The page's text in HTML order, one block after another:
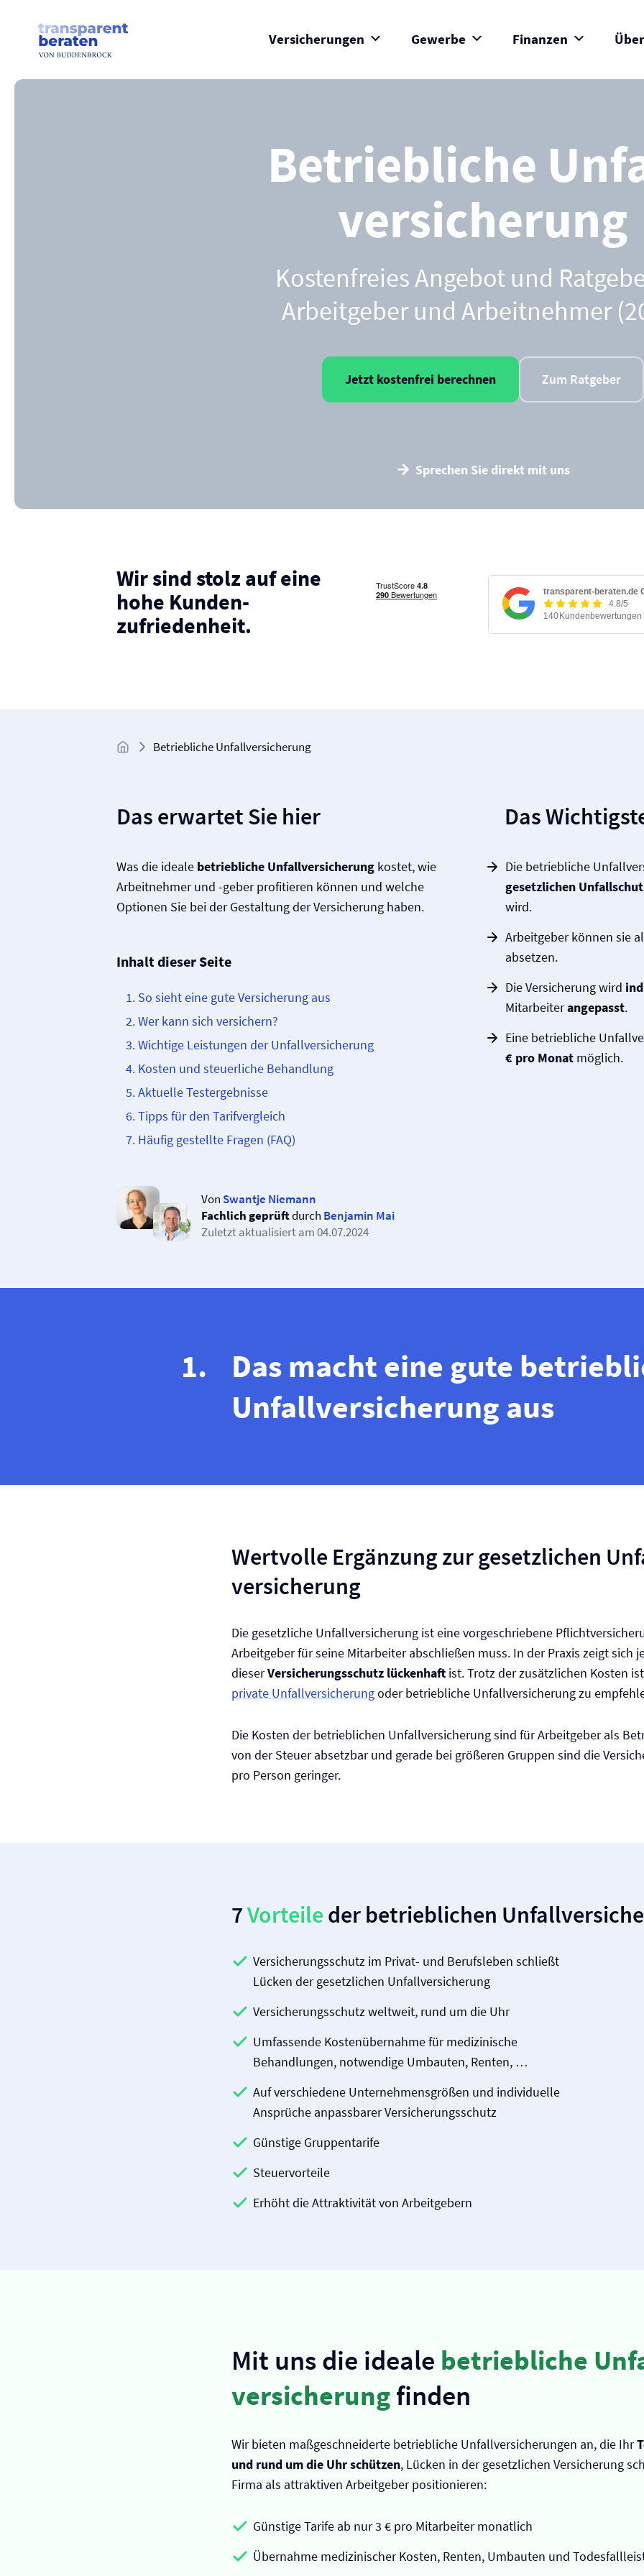
Versicherungen Gewerbe Finanzen
content
Betriebliche
versicherung
Kostenfreies Angebot und
Arbeitgeber und Arbeitnehmer
Jetzt kostenfrei berechnen Zum Ratgeber
Sprechen Sie direkt mit uns
Wir sind stolz auf eine
hohe Kunden­
zufriedenheit.
Betriebliche Unfall­versicherung
Das erwartet Sie hier
Was die ideale betriebliche Unfall­versicherung kostet, wie
Arbeitnehmer und -geber profitieren können und welche
Optionen Sie bei der Gestaltung der Versicherung haben.
Inhalt dieser Seite
So sieht eine gute Versicherung aus
Wer kann sich versichern?
Wichtige Leistungen der Unfall­­versicherung
Kosten und steuerliche Behandlung
Aktuelle Testergebnisse
Tipps für den Tarifvergleich
Häufig gestellte Fragen (FAQ)
Von Swantje Niemann
Fachlich geprüftdurch Benjamin Mai
Zuletzt aktualisiert am04.07.2024
Das
Die betriebliche
gesetzlichen
wird.
Arbeitgeber können sie
absetzen.
Die Versicherung wird
Mitarbeiterangepasst.
Eine betriebliche
€ pro Monat möglich.
Das macht eine gute
Unfall­versicherung aus
Wertvolle Ergänzung zur gesetzlichen
versicherung
Die gesetzliche Unfall­versicherung ist eine vorgeschriebene
Arbeitgeber für seine Mitarbeiter abschließen muss. In der Praxis zeigt sich
dieserVersicherungsschutz lückenhaft ist. Trotz der zusätzlichen Kosten
private Unfall­versicherungoder betriebliche Unfall­versicherung zu
Die Kosten der betrieblichen Unfall­versicherung sind für Arbeitgeber als
von der Steuer absetzbar und gerade bei größeren Gruppen sind die
pro Person geringer.
7Vorteile der betrieblichen
Versicherungsschutz im Privat- und Berufsleben schließt
Lücken der gesetzlichen Unfall­versicherung
Versicherungsschutz weltweit, rund um die Uhr
Umfassende Kostenübernahme für medizinische
Behandlungen, notwendige Umbauten, Renten, …
Auf verschiedene Unternehmensgrößen und individuelle
Ansprüche anpassbarer Versicherungsschutz
Günstige Gruppentarife
Steuervorteile
Erhöht die Attraktivität von Arbeitgebern
Mit uns die ideale betriebliche
versicherungfinden
Wir bieten maßgeschneiderte betriebliche Unfall­versicherungen an, die Ihr
und rund um die Uhr schützen, Lücken in der gesetzlichen Versicherung
Firma als attraktiven Arbeitgeber positionieren:
Günstige Tarife ab nur 3 € pro Mitarbeiter monatlich
Übernahme medizinischer Kosten, Renten, Umbauten und